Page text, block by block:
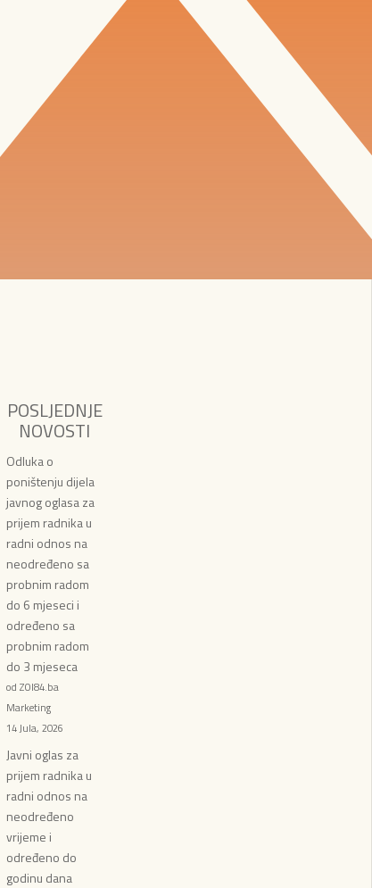
POSLJEDNJE
NOVOSTI
Odluka o
poništenju dijela
javnog oglasa za
prijem radnika u
radni odnos na
neodređeno sa
probnim radom
do 6 mjeseci i
određeno sa
probnim radom
do 3 mjeseca
od ZOI84.ba
Marketing
14 Jula, 2026
Javni oglas za
prijem radnika u
radni odnos na
neodređeno
vrijeme i
određeno do
godinu dana